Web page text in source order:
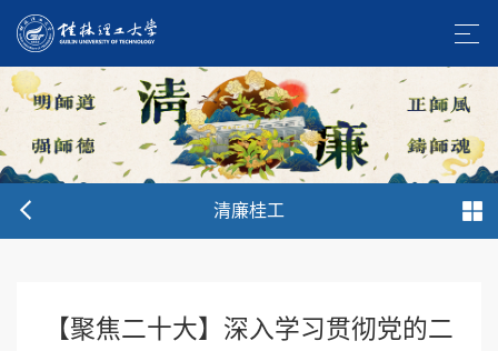
清廉桂工
【聚焦二十大】深入学习贯彻党的二